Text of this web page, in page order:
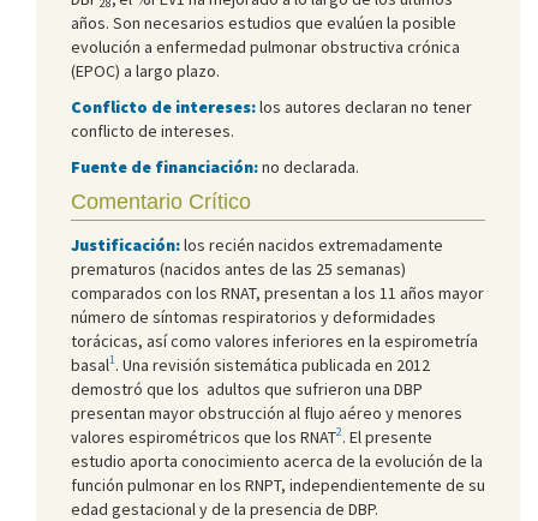
28
años. Son necesarios estudios que evalúen la posible
evolución a enfermedad pulmonar obstructiva crónica
(EPOC) a largo plazo.
Conflicto de intereses:los autores declaran no tener
conflicto de intereses.
Fuente de financiación:no declarada.
Comentario Crítico
Justificación:los recién nacidos extremadamente
prematuros (nacidos antes de las 25 semanas)
comparados con los RNAT, presentan a los 11 años mayor
número de síntomas respiratorios y deformidades
torácicas, así como valores inferiores en la espirometría
basal1. Una revisión sistemática publicada en 2012
demostró que los adultos que sufrieron una DBP
presentan mayor obstrucción al flujo aéreo y menores
valores espirométricos que los RNAT2. El presente
estudio aporta conocimiento acerca de la evolución de la
función pulmonar en los RNPT, independientemente de su
edad gestacional y de la presencia de DBP.